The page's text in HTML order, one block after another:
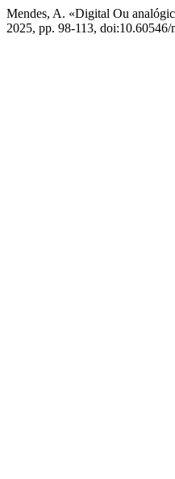
Mendes, A. «Digital Ou
2025, pp. 98-113,